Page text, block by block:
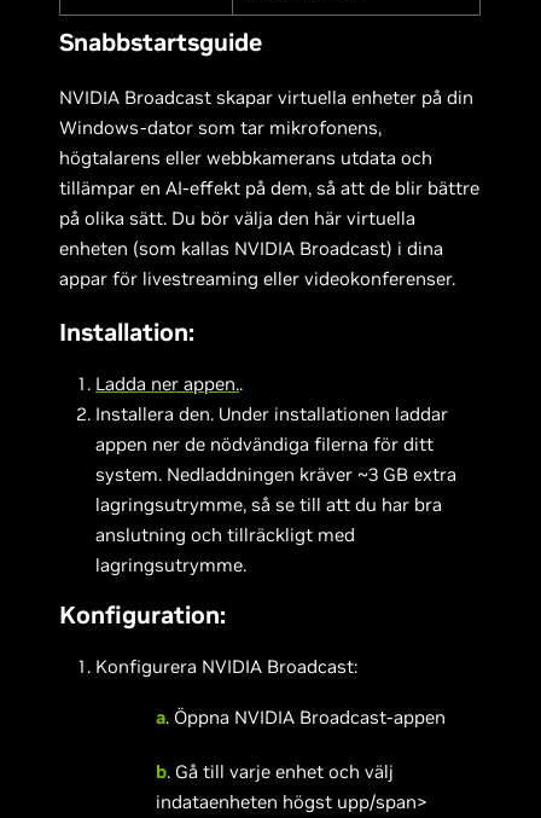
Snabbstartsguide
NVIDIA Broadcast skapar virtuella enheter på din
Windows-dator som tar mikrofonens,
högtalarens eller webbkamerans utdata och
tillämpar en AI-effekt på dem, så att de blir bättre
på olika sätt. Du bör välja den här virtuella
enheten (som kallas NVIDIA Broadcast) i dina
appar för livestreaming eller videokonferenser.
Installation:
Ladda ner appen..
Installera den. Under installationen laddar
appen ner de nödvändiga filerna för ditt
system. Nedladdningen kräver ~3 GB extra
lagringsutrymme, så se till att du har bra
anslutning och tillräckligt med
lagringsutrymme.
Konfiguration:
Konfigurera NVIDIA Broadcast:
a. Öppna NVIDIA Broadcast-appen
b. Gå till varje enhet och välj
indataenheten högst upp/span>